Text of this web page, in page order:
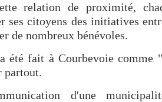
relation de proximité,
ses citoyens des initiatives
de nombreux bénévoles.
été fait à Courbevoie comme
partout.
d'une